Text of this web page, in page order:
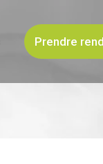
Prendre